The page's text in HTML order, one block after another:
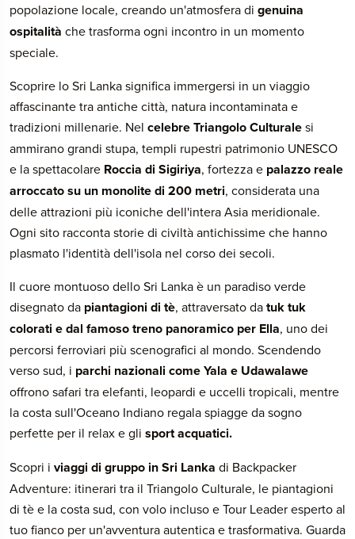
popolazione locale, creando un'atmosfera di genuina
ospitalità che trasforma ogni incontro in un momento
speciale.
Scoprire lo Sri Lanka significa immergersi in un viaggio
affascinante tra antiche città, natura incontaminata e
tradizioni millenarie. Nel celebre Triangolo Culturalesi
ammirano grandi stupa, templi rupestri patrimonio UNESCO
e la spettacolare Roccia di Sigiriya, fortezza e palazzo reale
arroccato su un monolite di 200 metri, considerata una
delle attrazioni più iconiche dell'intera Asia meridionale.
Ogni sito racconta storie di civiltà antichissime che hanno
plasmato l'identità dell'isola nel corso dei secoli.
Il cuore montuoso dello Sri Lanka è un paradiso verde
disegnato da piantagioni di tè, attraversato datuk tuk
colorati e dal famoso treno panoramico per Ella, uno dei
percorsi ferroviari più scenografici al mondo. Scendendo
verso sud, i parchi nazionali come Yala e Udawalawe
offrono safari tra elefanti, leopardi e uccelli tropicali, mentre
la costa sull'Oceano Indiano regala spiagge da sogno
perfette per il relax e gli sport acquatici.
Scopri i viaggi di gruppo in Sri Lanka di Backpacker
Adventure: itinerari tra il Triangolo Culturale, le piantagioni
di tè e la costa sud, con volo incluso e Tour Leader esperto al
tuo fianco per un'avventura autentica e trasformativa. Guarda